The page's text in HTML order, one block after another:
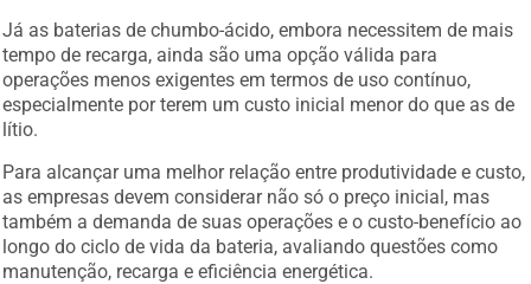
Já as baterias de chumbo-ácido, embora necessitem de mais
tempo de recarga, ainda são uma opção válida para
operações menos exigentes em termos de uso contínuo,
especialmente por terem um custo inicial menor do que as de
lítio.
Para alcançar uma melhor relação entre produtividade e custo,
as empresas devem considerar não só o preço inicial, mas
também a demanda de suas operações e o custo-benefício ao
longo do ciclo de vida da bateria, avaliando questões como
manutenção, recarga e eficiência energética.